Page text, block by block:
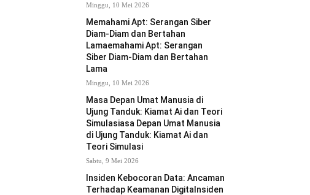
Minggu, 10 Mei 2026
Memahami Apt: Serangan Siber
Diam-Diam dan Bertahan
Lamaemahami Apt: Serangan
Siber Diam-Diam dan Bertahan
Lama
Minggu, 10 Mei 2026
Masa Depan Umat Manusia di
Ujung Tanduk: Kiamat Ai dan Teori
Simulasiasa Depan Umat Manusia
di Ujung Tanduk: Kiamat Ai dan
Teori Simulasi
Sabtu, 9 Mei 2026
Insiden Kebocoran Data: Ancaman
Terhadap Keamanan Digitalnsiden